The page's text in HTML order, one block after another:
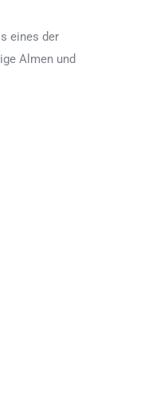
eines der
Almen und